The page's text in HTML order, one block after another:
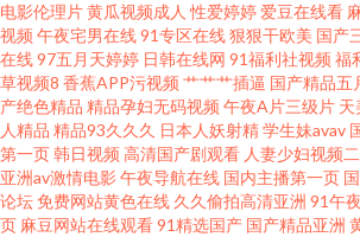
啪 九色极品porn 少妇一卡 91精品豆花 狠狠操最新
伦国产精 东京热在线网址蜜桃 婷婷在线亚洲国产视
视频偷拍网 日韩伦理片 91福利社红杏 肏逼社区 爱
拍福利92 91免费看在线 抖阴在线免费看 欧美久草网
电影伦理片黄瓜视频成人 性爱婷婷 爱豆在线看
视频 午夜宅男在线91专区在线狠狠干欧美 国产
在线97五月天婷婷 日韩在线网 91福利社视频 福
草视频8 香蕉APP污视频 艹艹艹插逼 国产精品五
产绝色精品 精品孕妇无码视频 午夜A片三级片 天
人精品 精品93久久久 日本人妖射精学生妹avav
第一页韩日视频 高清国产剧观看 人妻少妇视频
亚洲av激情电影午夜导航在线 国内主播第一页
论坛免费网站黄色在线 久久偷拍高清亚洲 91午
页 麻豆网站在线观看91精选国产 国产精品亚洲